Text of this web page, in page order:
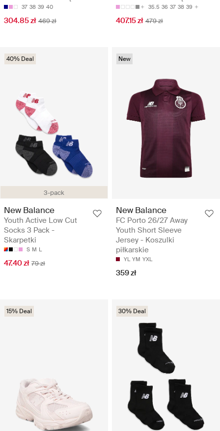
37 38 39 40
304.85 zł 469 zł
35.5 36 37 38 39
407.15 zł 479 zł
3-pack
40% Deal
New Balance
Youth Active Low Cut
Socks 3 Pack -
Skarpetki
S M L
47.40 zł 79 zł
New
New Balance
FC Porto 26/27 Away
Youth Short Sleeve
Jersey - Koszulki
piłkarskie
YL YM YXL
359 zł
15% Deal 30% Deal